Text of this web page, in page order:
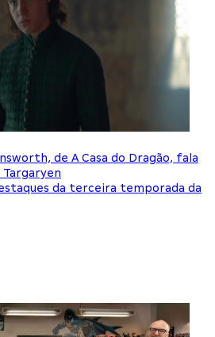
de A Casa do Dragão, fala
Targaryen
da terceira temporada da